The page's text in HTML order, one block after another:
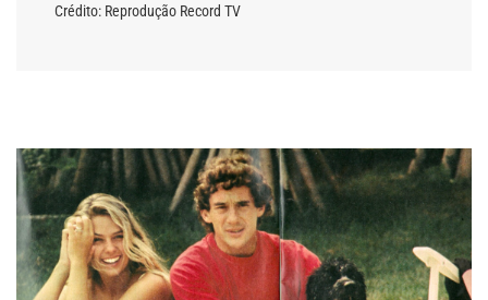
Crédito: Reprodução Record TV